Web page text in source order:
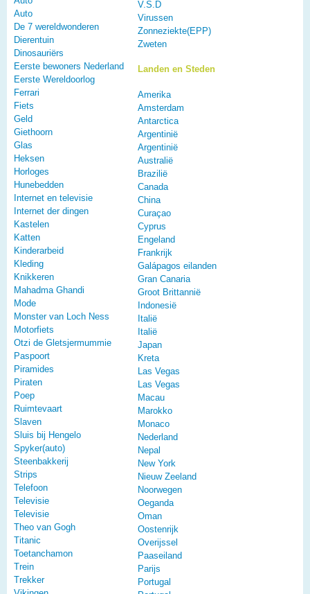
Auto
De 7 wereldwonderen
Dierentuin
Dinosauriërs
Eerste bewoners Nederland
Eerste Wereldoorlog
Ferrari
Fiets
Geld
Giethoorn
Glas
Heksen
Horloges
Hunebedden
Internet en televisie
Internet der dingen
Kastelen
Katten
Kinderarbeid
Kleding
Knikkeren
Mahadma Ghandi
Mode
Monster van Loch Ness
Motorfiets
Otzi de Gletsjermummie
Paspoort
Piramides
Piraten
Poep
Ruimtevaart
Slaven
Sluis bij Hengelo
Spyker(auto)
Steenbakkerij
Strips
Telefoon
Televisie
Televisie
Theo van Gogh
Titanic
Toetanchamon
Trein
Trekker
V.S.D
Virussen
Zonneziekte(EPP)
Zweten
Landen en Steden
Amerika
Amsterdam
Antarctica
Argentinië
Argentinië
Australië
Brazilië
Canada
China
Curaçao
Cyprus
Engeland
Frankrijk
Galápagos eilanden
Gran Canaria
Groot Brittannië
Indonesië
Italië
Italië
Japan
Kreta
Las Vegas
Las Vegas
Macau
Marokko
Monaco
Nederland
Nepal
New York
Nieuw Zeeland
Noorwegen
Oeganda
Oman
Oostenrijk
Overijssel
Paaseiland
Parijs
Portugal